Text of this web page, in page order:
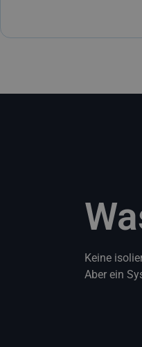
Keine
Aber ein